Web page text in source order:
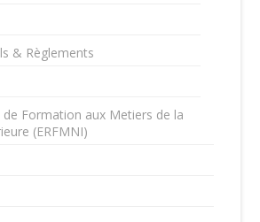
& Règlements
de Formation aux Metiers de la
(ERFMNI)